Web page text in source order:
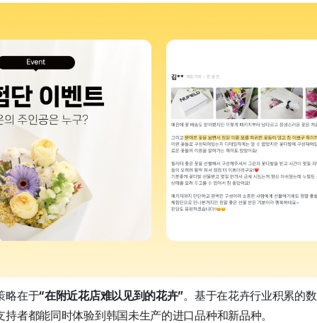
略在于“在附近花店难以见到的花卉”。基于在花卉行业积累的
者都能同时体验到韩国未生产的进口品种和新品种。